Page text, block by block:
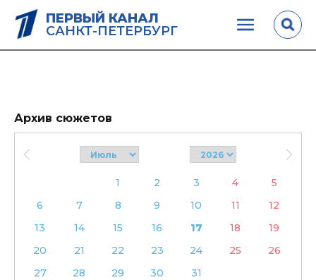
ПЕРВЫЙ КАНАЛ
САНКТ-ПЕТЕРБУРГ
Архив сюжетов
1 2 3 4
5
6
7 8 9 10 11
12
13
14 15 16 17 18
19
20
21 22 23 24 25
26
27
28 29 30 31